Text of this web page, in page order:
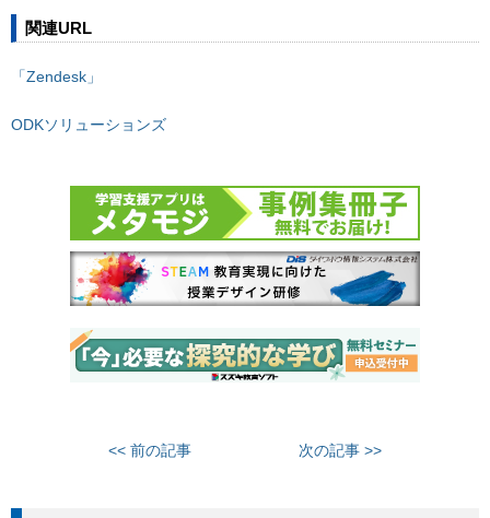
関連URL
「Zendesk」
ODKソリューションズ
<< 前の記事 次の記事 >>